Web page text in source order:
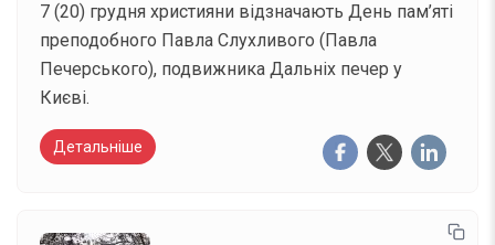
7 (20) грудня християни відзначають День пам’яті
преподобного Павла Слухливого (Павла
Печерського), подвижника Дальніх печер у
Києві.
Детальніше